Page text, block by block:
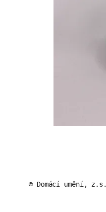
© Domácí umění, z.s.